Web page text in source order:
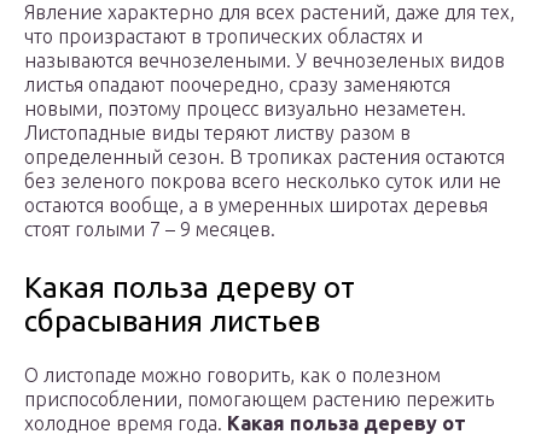
Явление характерно для всех растений, даже для тех,
что произрастают в тропических областях и
называются вечнозелеными. У вечнозеленых видов
листья опадают поочередно, сразу заменяются
новыми, поэтому процесс визуально незаметен.
Листопадные виды теряют листву разом в
определенный сезон. В тропиках растения остаются
без зеленого покрова всего несколько суток или не
остаются вообще, а в умеренных широтах деревья
стоят голыми 7 – 9 месяцев.
Какая польза дереву от
сбрасывания листьев
О листопаде можно говорить, как о полезном
приспособлении, помогающем растению пережить
холодное время года. Какая польза дереву от